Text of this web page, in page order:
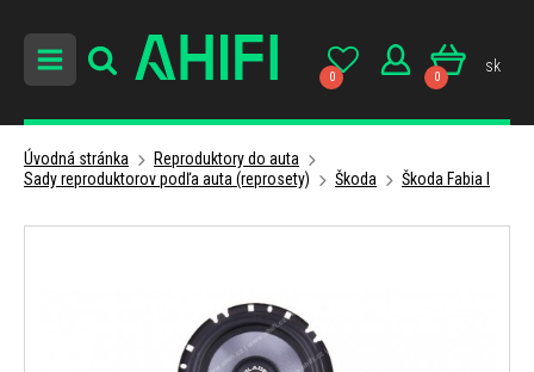
0 0
sk
Úvodná stránka
Reproduktory do auta
Sady reproduktorov podľa auta (reprosety)
Škoda Škoda Fabia I